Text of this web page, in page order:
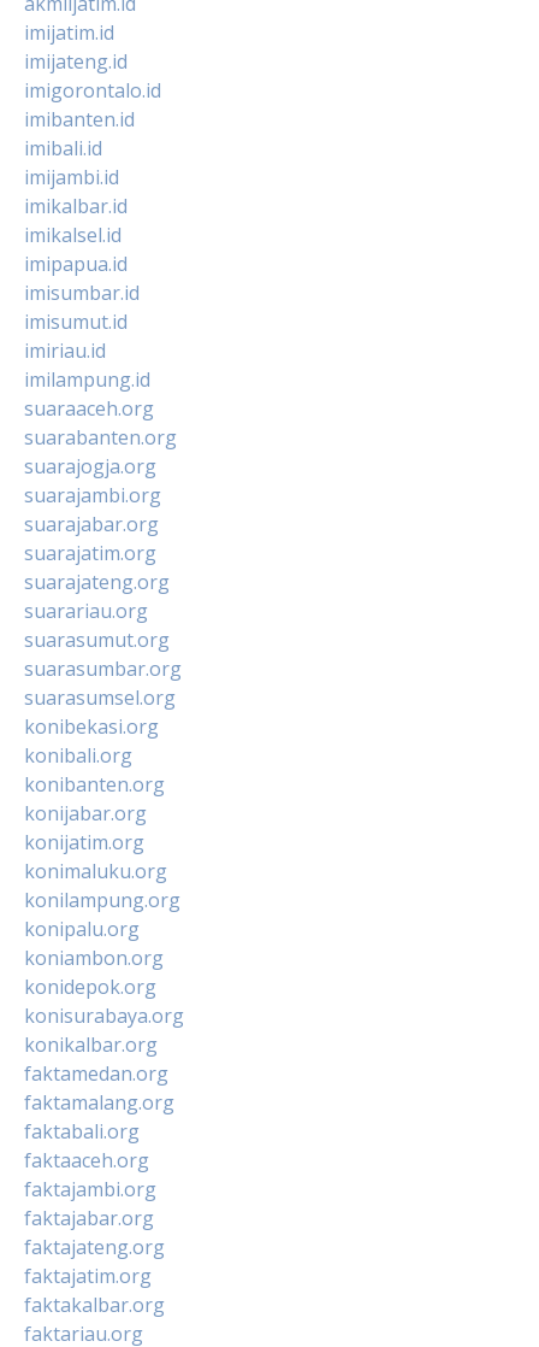
imijatim.id
imijateng.id
imigorontalo.id
imibanten.id
imibali.id
imijambi.id
imikalbar.id
imikalsel.id
imipapua.id
imisumbar.id
imisumut.id
imiriau.id
imilampung.id
suaraaceh.org
suarabanten.org
suarajogja.org
suarajambi.org
suarajabar.org
suarajatim.org
suarajateng.org
suarariau.org
suarasumut.org
suarasumbar.org
suarasumsel.org
konibekasi.org
konibali.org
konibanten.org
konijabar.org
konijatim.org
konimaluku.org
konilampung.org
konipalu.org
koniambon.org
konidepok.org
konisurabaya.org
konikalbar.org
faktamedan.org
faktamalang.org
faktabali.org
faktaaceh.org
faktajambi.org
faktajabar.org
faktajateng.org
faktajatim.org
faktakalbar.org
faktariau.org